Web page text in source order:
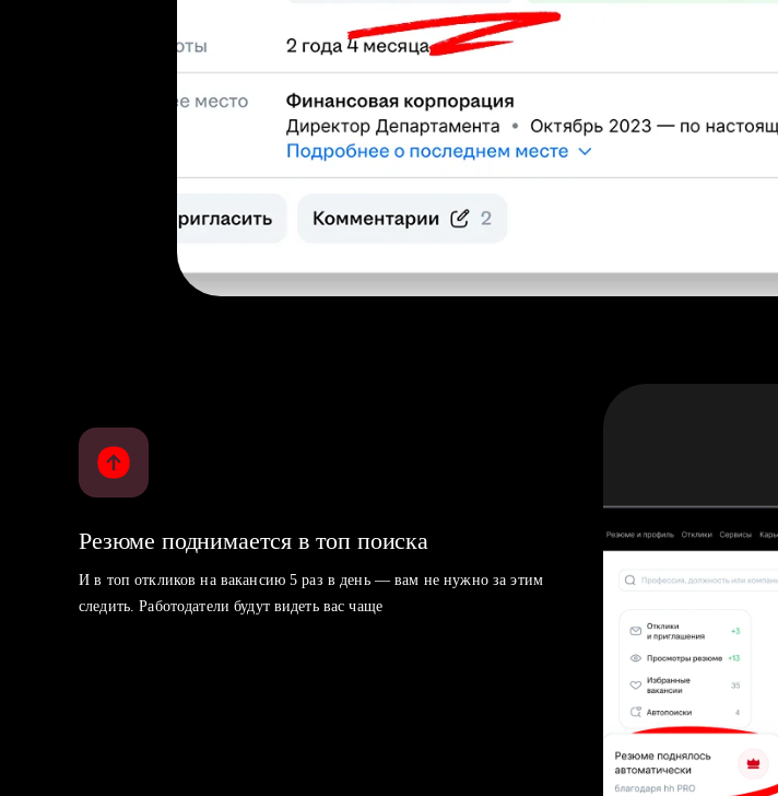
Резюме поднимается в топ поиска
И в топ откликов на вакансию 5 раз в день — вам не нужно за этим
следить. Работодатели будут видеть вас чаще